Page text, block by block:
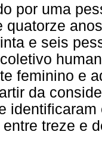
por uma
quatorze
e seis
feminino e
da
treze e